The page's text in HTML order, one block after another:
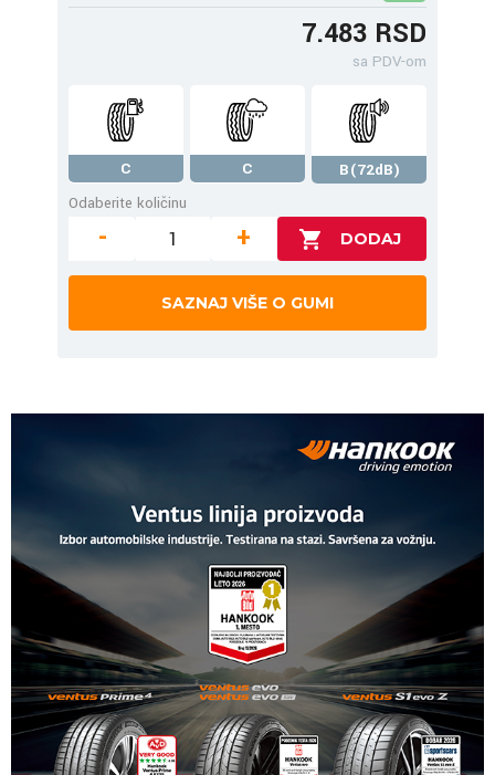
7.483 RSD
sa PDV-om
C C
B(72dB)
Odaberite količinu
- +
SAZNAJ VIŠE O GUMI